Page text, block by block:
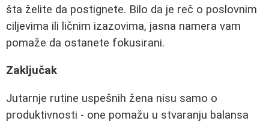
šta želite da postignete. Bilo da je reč o poslovnim
ciljevima ili ličnim izazovima, jasna namera vam
pomaže da ostanete fokusirani.
Zaključak
Jutarnje rutine uspešnih žena nisu samo o
produktivnosti - one pomažu u stvaranju balansa